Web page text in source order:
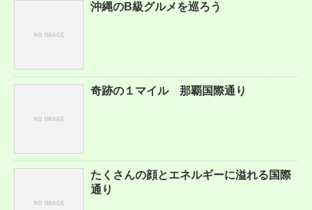
沖縄のB級グルメを巡ろう
奇跡の１マイル 那覇国際通り
たくさんの顔とエネルギーに溢れる国際
通り